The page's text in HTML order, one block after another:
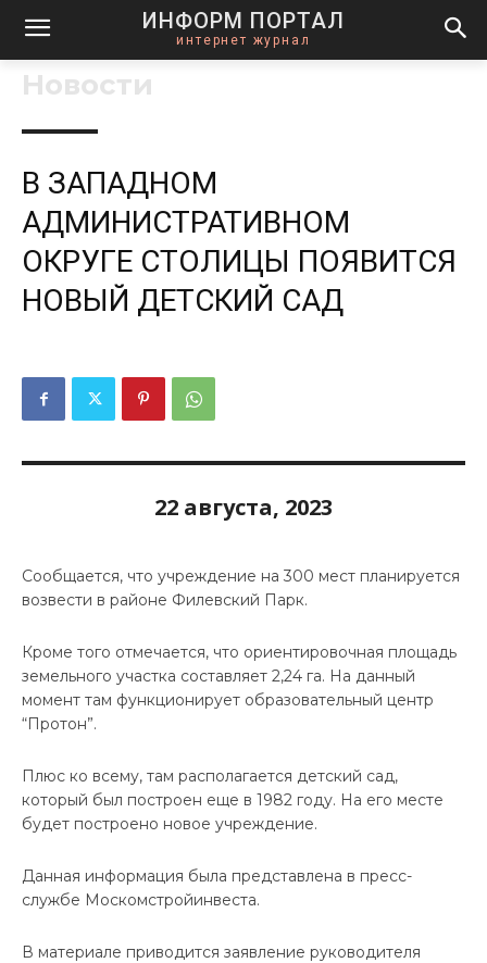
ИНФОРМ ПОРТАЛ
интернет журнал
Новости
В ЗАПАДНОМ
АДМИНИСТРАТИВНОМ
ОКРУГЕ СТОЛИЦЫ ПОЯВИТСЯ
НОВЫЙ ДЕТСКИЙ САД
22 августа, 2023
Сообщается, что учреждение на 300 мест планируется
возвести в районе Филевский Парк.
Кроме того отмечается, что ориентировочная площадь
земельного участка составляет 2,24 га. На данный
момент там функционирует образовательный центр
“Протон”.
Плюс ко всему, там располагается детский сад,
который был построен еще в 1982 году. На его месте
будет построено новое учреждение.
Данная информация была представлена в пресс-
службе Москомстройинвеста.
В материале приводится заявление руководителя